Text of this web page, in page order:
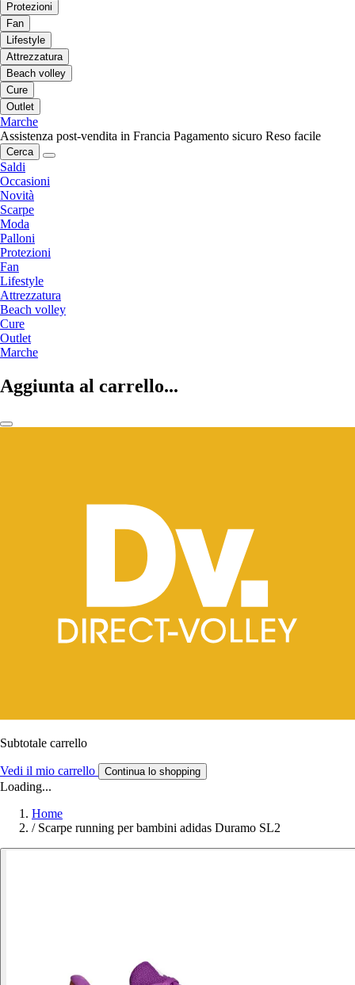
Protezioni
Fan
Lifestyle
Attrezzatura
Beach volley
Cure
Outlet
Marche
Assistenza post-vendita in Francia Pagamento sicuro Reso facile
Cerca
Saldi
Occasioni
Novità
Scarpe
Moda
Palloni
Protezioni
Fan
Lifestyle
Attrezzatura
Beach volley
Cure
Outlet
Marche
Aggiunta al carrello...
Subtotale carrello
Vedi il mio carrello Continua lo shopping
Loading...
Home
/ Scarpe running per bambini adidas Duramo SL2